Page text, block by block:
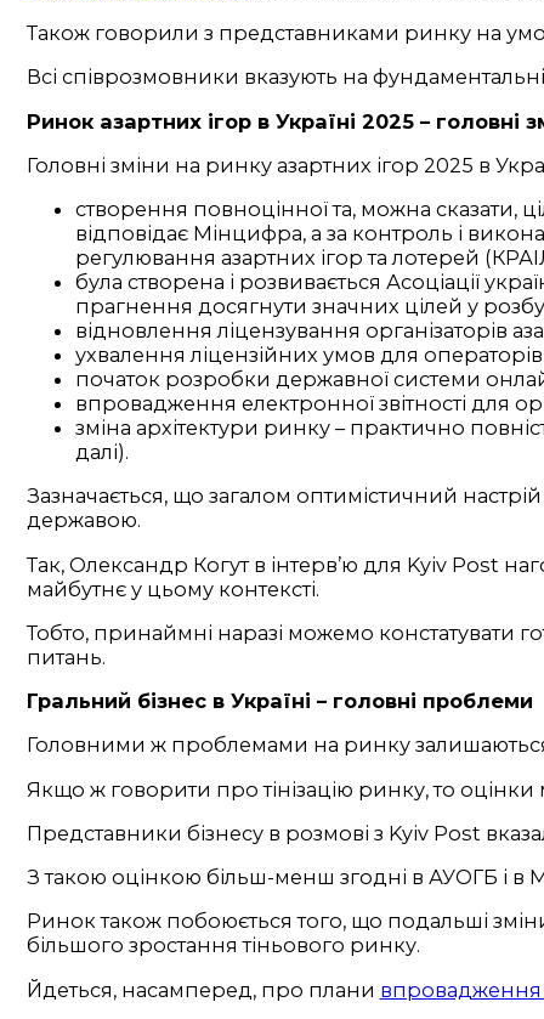
Також говорили з представниками ринку на
Всі співрозмовники вказують на
Ринок азартних ігор в Україні 2025 – головні
Головні зміни на ринку азартних ігор 2025 в
створення повноцінної та, можна сказати,
відповідає Мінцифра, а за контроль і
регулювання азартних ігор та лотерей
була створена і розвивається Асоціації
прагнення досягнути значних цілей у
відновлення ліцензування організаторів
ухвалення ліцензійних умов для
початок розробки державної системи
впровадження електронної звітності для
зміна архітектури ринку – практично
далі).
Зазначається, що загалом оптимістичний
державою.
Так, Олександр Когут в інтерв’ю для Kyiv Post
майбутнє у цьому контексті.
Тобто, принаймні наразі можемо констатувати
питань.
Гральний бізнес в Україні – головні проблеми
Головними ж проблемами на ринку залишаються
Якщо ж говорити про тінізацію ринку, то оцінки
Представники бізнесу в розмові з Kyiv Post
З такою оцінкою більш-менш згодні в АУОГБ і в
Ринок також побоюється того, що подальші
більшого зростання тіньового ринку.
Йдеться, насамперед, про плани впровадження